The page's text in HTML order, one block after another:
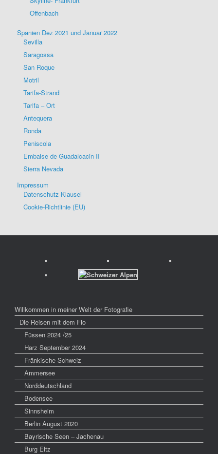
Offenbach
Spanien Dez 2021 und Januar 2022
Sevilla
Saragossa
San Roque
Motril
Tarifa-Strand
Tarifa – Ort
Antequera
Ronda
Peniscola
Embalse de Guadalcacin II
Sierra Nevada
Impressum
Datenschutz-Klausel
Cookie-Richtlinie (EU)
Willkommen in meiner Welt der Fotografie
Die Reisen mit dem Flo
Füssen 2024 /25
Harz September 2024
Fränkische Schweiz
Ammersee
Norddeutschland
Bodensee
Sinnsheim
Berlin August 2020
Bayrische Seen – Jachenau
Burg Eltz